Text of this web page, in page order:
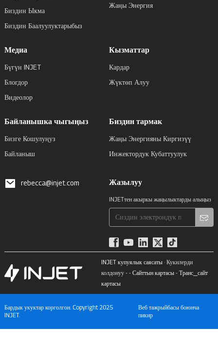
Биздин Ыкма
Биздин Баалуулуктарыбыз
Жаңы Энергия
Медиа
Бүгүн INJET
Блогдор
Видеолор
Кызматтар
Кардар
Жүктөп Алуу
Байланышка чыгыңыз
Бизге Кошулуңуз
Байланыш
Биздин тармак
Жаңы Энергияны Киргизүү
Инжектордук Кубаттуулук
rebecca@injet.com Жазылуу
INJETтен акыркы жаңылыктарды алыңыз
INJET купуялык саясаты· Кукилерди
колдонуу - - Сайттын картасы- Транс_сайт
картасы
Бардык укуктар корголгон. Copyright 2025
INJET.
Веб тажрыйбасы боюнча
пикир